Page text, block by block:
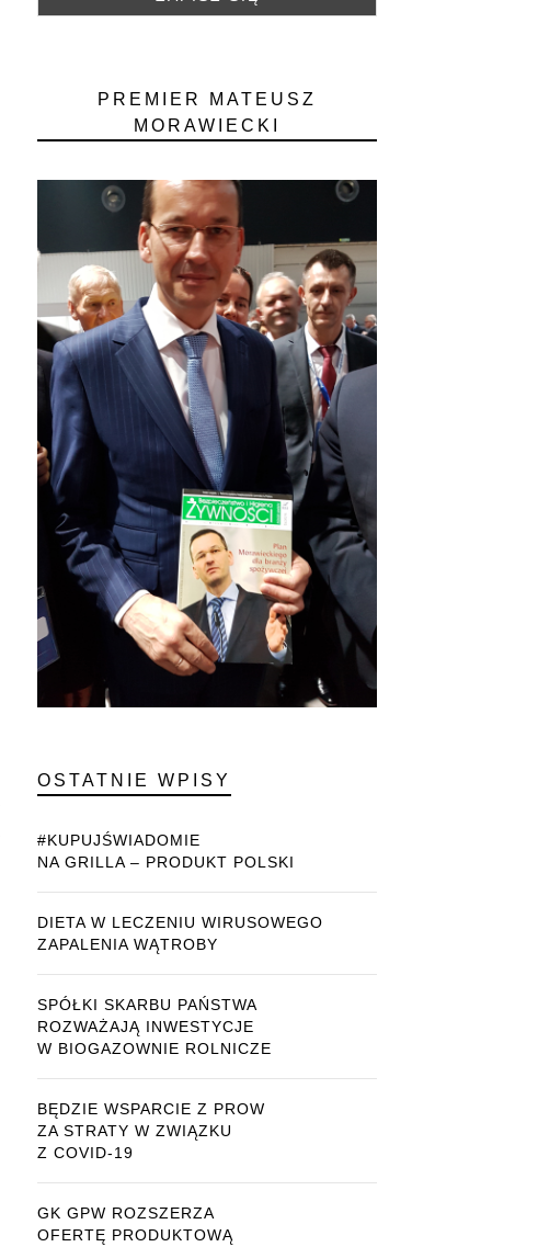
PREMIER MATEUSZ
MORAWIECKI
OSTATNIE WPISY
#KUPUJŚWIADOMIE
NA GRILLA – PRODUKT POLSKI
DIETA W LECZENIU WIRUSOWEGO
ZAPALENIA WĄTROBY
SPÓŁKI SKARBU PAŃSTWA
ROZWAŻAJĄ INWESTYCJE
W BIOGAZOWNIE ROLNICZE
BĘDZIE WSPARCIE Z PROW
ZA STRATY W ZWIĄZKU
Z COVID-19
GK GPW ROZSZERZA
OFERTĘ PRODUKTOWĄ